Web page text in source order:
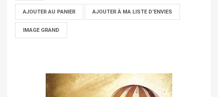
AJOUTER AU PANIER AJOUTER À MA LISTE D'ENVIES
IMAGE GRAND